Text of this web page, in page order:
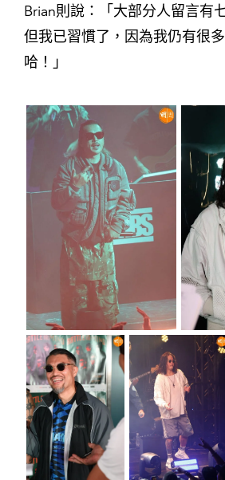
Brian則說：「大部分人留言有
但我已習慣了，因為我仍有很
哈！」